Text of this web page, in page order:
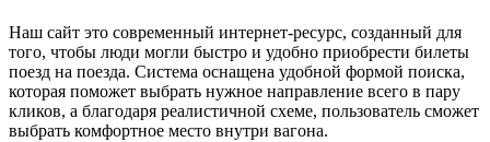
Наш сайт это современный интернет-ресурс, созданный для
того, чтобы люди могли быстро и удобно приобрести билеты
поезд на поезда. Система оснащена удобной формой поиска,
которая поможет выбрать нужное направление всего в пару
кликов, а благодаря реалистичной схеме, пользователь сможет
выбрать комфортное место внутри вагона.